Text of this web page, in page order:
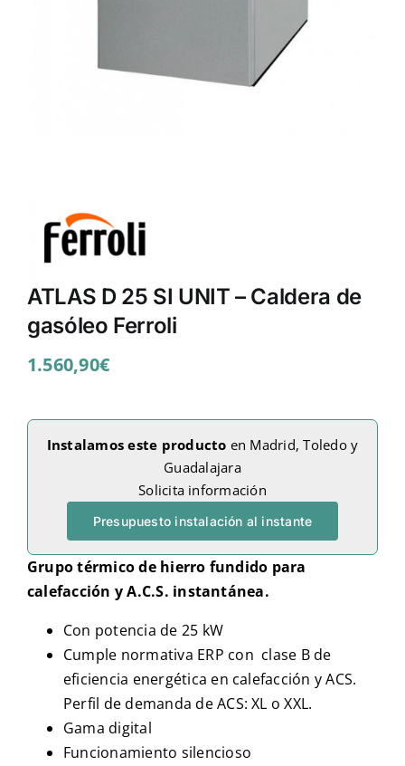
ATLAS D 25 SI UNIT – Caldera de
gasóleo Ferroli
1.560,90€
Instalamos este producto en Madrid, Toledo y
Guadalajara
Solicita información
Presupuesto instalación al instante
Grupo térmico de hierro fundido para
calefacción y A.C.S. instantánea.
Con potencia de 25 kW
Cumple normativa ERP con clase B de
eficiencia energética en calefacción y ACS.
Perfil de demanda de ACS: XL o XXL.
Gama digital
Funcionamiento silencioso